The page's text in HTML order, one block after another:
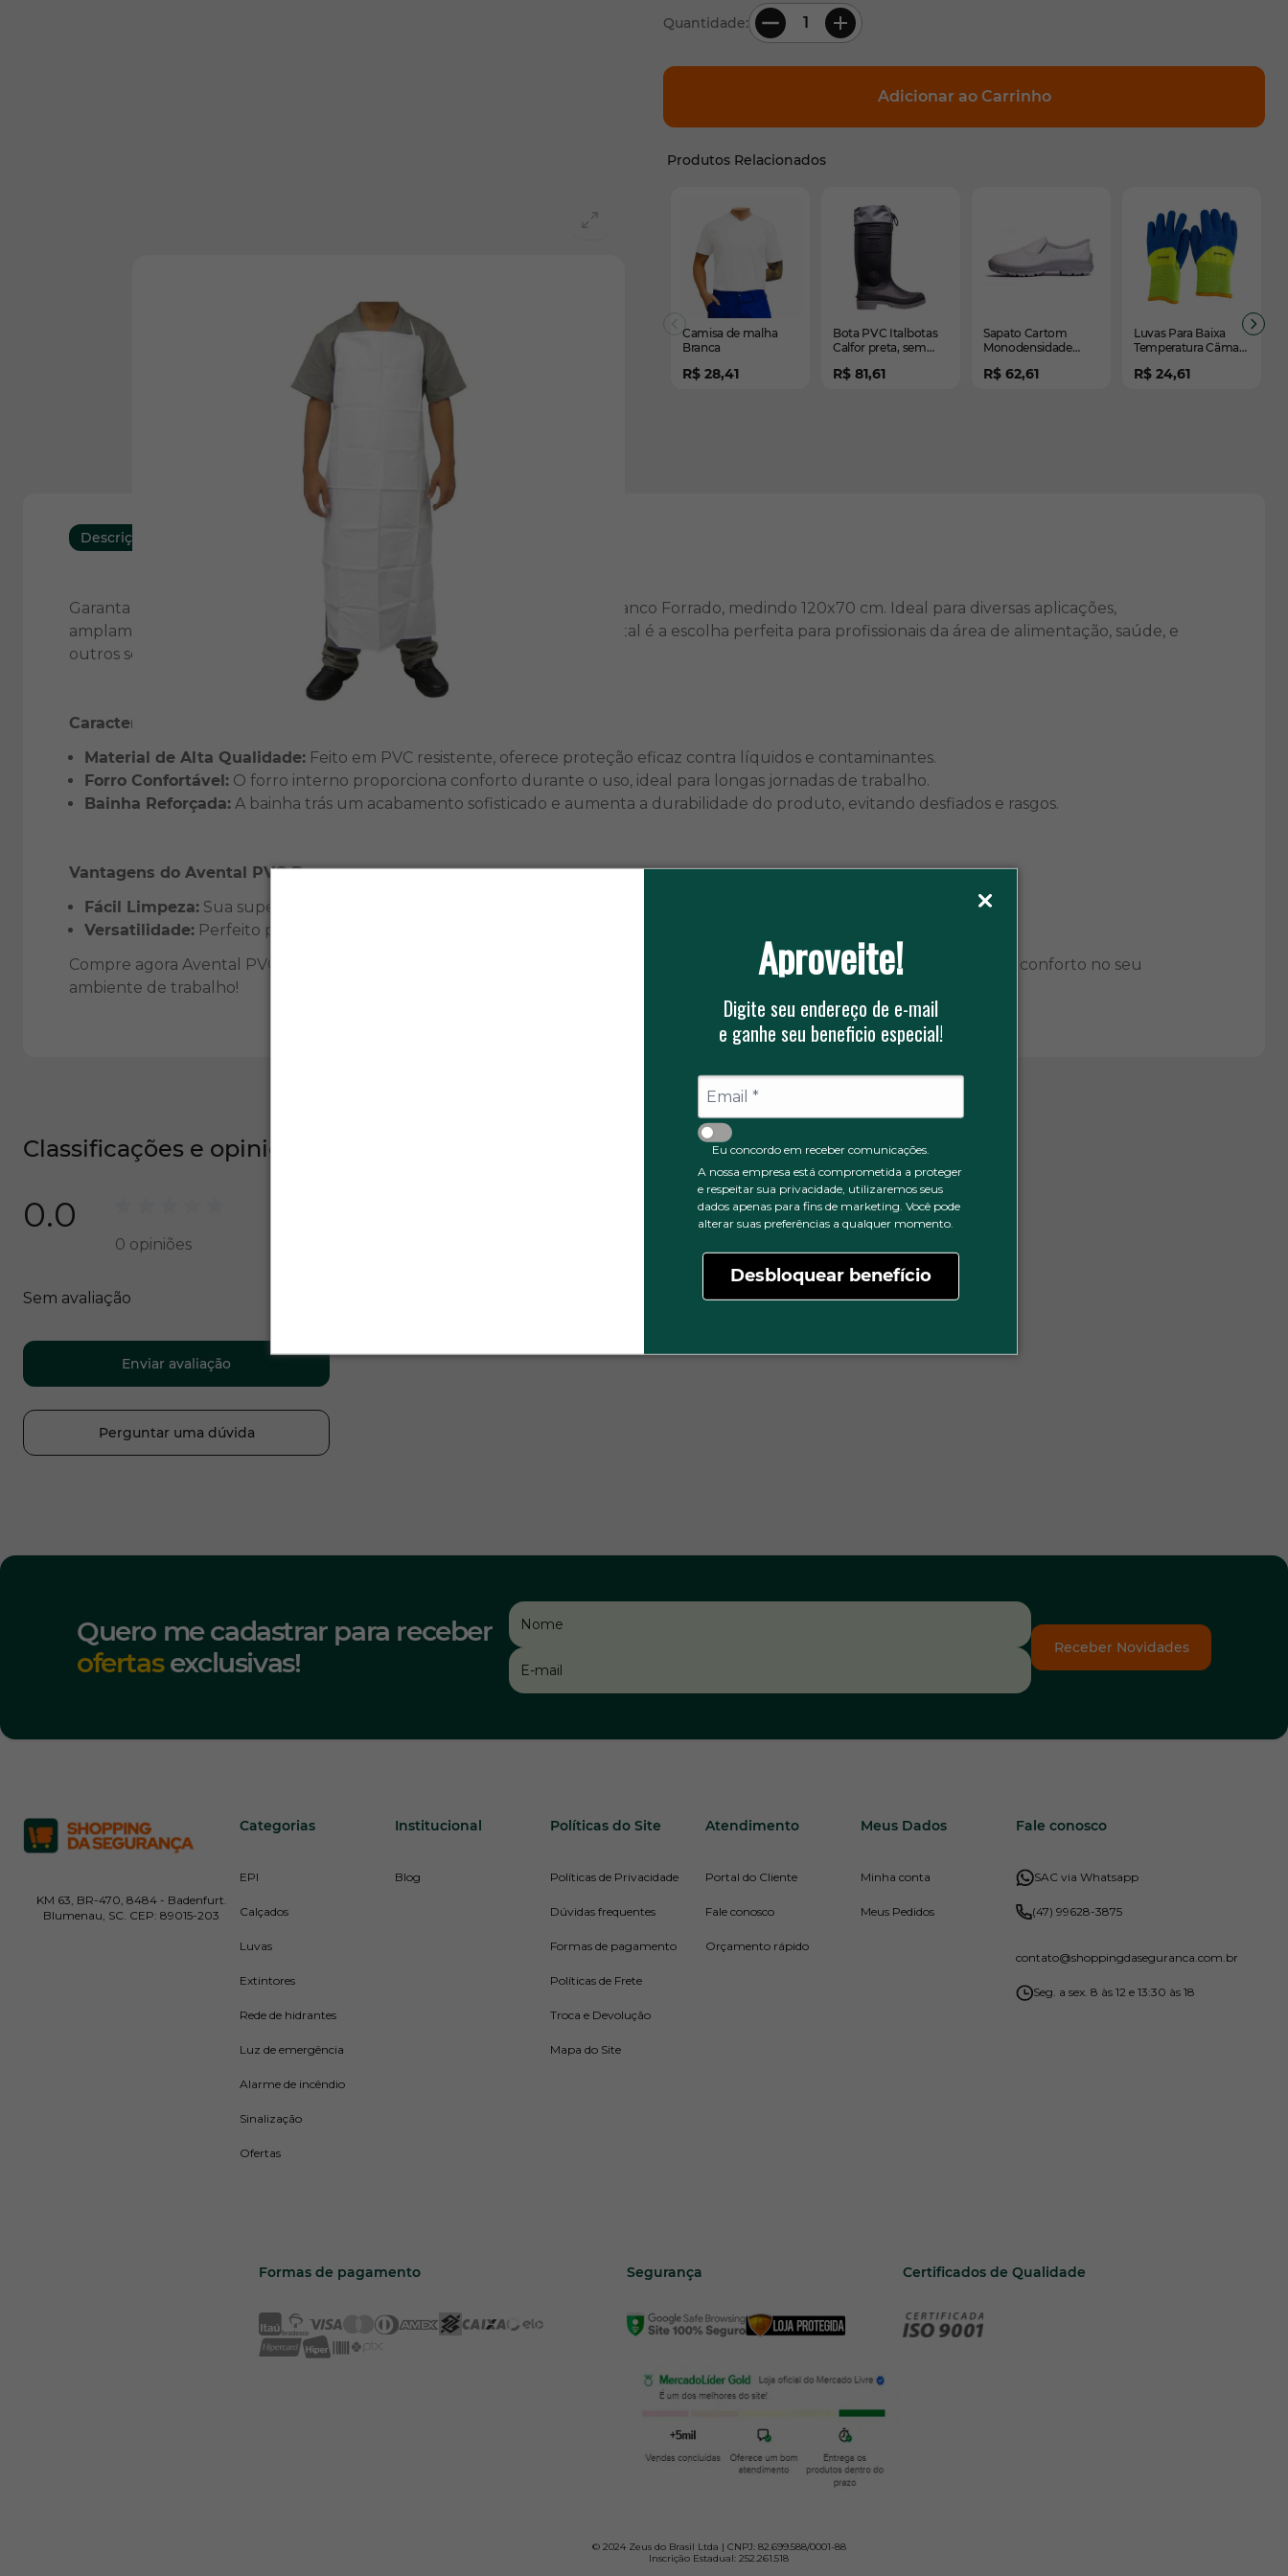
Aproveite!
Digite seu endereço de e-mail
e ganhe seu beneficio especial!
Eu concordo em receber comunicações.
A nossa empresa está comprometida a proteger
e respeitar sua privacidade, utilizaremos seus
dados apenas para fins de marketing. Você pode
alterar suas preferências a qualquer momento.
Desbloquear benefício
Quantidade:
Adicionar ao Carrinho
Produtos Relacionados
Camisa de malha
Branca
R$ 28,41
Bota PVC Italbotas
Calfor preta, sem
cano longo - CA
R$ 81,61
Sapato Cartom
Monodensidade
R$ 62,61
Luvas Para Baixa
Temperatura Câmara
(-30ºC) - CA 48120
R$ 24,61
Descrição
Garanta a proteção e o conforto que você precisa com o Avental PVC Branco Forrado, medindo 120x70 cm. Ideal para diversas aplicações,
amplamente utilizado em cozinhas, frigoríficos e entre outros, este avental é a escolha perfeita para profissionais da área de alimentação, saúde, e
outros setores que requerem segurança e praticidade.
Características Principais:
Material de Alta Qualidade: Feito em PVC resistente, oferece proteção eficaz contra líquidos e contaminantes.
Forro Confortável: O forro interno proporciona conforto durante o uso, ideal para longas jornadas de trabalho.
Bainha Reforçada: A bainha trás um acabamento sofisticado e aumenta a durabilidade do produto, evitando desfiados e rasgos.
Vantagens do Avental PVC Branco:
Fácil Limpeza: Sua superfície lisa permite uma higienização rápida, fácil e eficiente, mantendo a apresentação profissional.
Versatilidade: Perfeito para cozinhas, laboratórios, hospitais e outras atividades que demandam proteção no dia a dia.
Compre agora Avental PVC Branco Forrado com Bainha 120x70 cm para você e sua empresa, eleve o padrão de segurança e conforto no seu
ambiente de trabalho!
Classificações e opiniões
0.0
0 opiniões
0
0
0
0
Sem avaliação
Enviar avaliação
Perguntar uma dúvida
Quero me cadastrar para receber
ofertasexclusivas! Receber Novidades
KM 63, BR-470, 8484 - Badenfurt.
Blumenau, SC. CEP: 89015-203
Categorias
EPI
Calçados
Luvas
Extintores
Rede de hidrantes
Luz de emergência
Alarme de incêndio
Sinalização
Ofertas
Institucional
Blog
Políticas do Site
Políticas de Privacidade
Dúvidas frequentes
Formas de pagamento
Políticas de Frete
Troca e Devolução
Mapa do Site
Atendimento
Portal do Cliente
Fale conosco
Orçamento rápido
Meus Dados
Minha conta
Meus Pedidos
Fale conosco
SAC via Whatsapp
(47) 99628-3875
contato@shoppingdaseguranca.com.br
Seg. a sex. 8 às 12 e 13:30 às 18
Formas de pagamento Segurança Certificados de Qualidade
© 2024 Zeus do Brasil Ltda | CNPJ: 82.699.588/0001-88
Inscrição Estadual: 252.261.518